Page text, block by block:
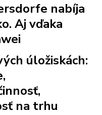
nabíja
Aj vďaka
úložiskách:
na trhu